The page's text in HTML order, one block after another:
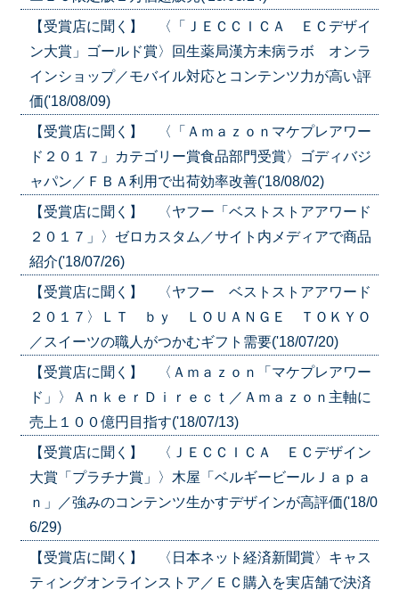
【受賞店に聞く】 〈「ＪＥＣＣＩＣＡ ＥＣデザイ
ン大賞」ゴールド賞〉回生薬局漢方未病ラボ オンラ
インショップ／モバイル対応とコンテンツ力が高い評
価('18/08/09)
【受賞店に聞く】 〈「Ａｍａｚｏｎマケプレアワー
ド２０１７」カテゴリー賞食品部門受賞〉ゴディバジ
ャパン／ＦＢＡ利用で出荷効率改善('18/08/02)
【受賞店に聞く】 〈ヤフー「ベストストアアワード
２０１７」〉ゼロカスタム／サイト内メディアで商品
紹介('18/07/26)
【受賞店に聞く】 〈ヤフー ベストストアアワード
２０１７〉ＬＴ ｂｙ ＬＯＵＡＮＧＥ ＴＯＫＹＯ
／スイーツの職人がつかむギフト需要('18/07/20)
【受賞店に聞く】 〈Ａｍａｚｏｎ「マケプレアワー
ド」〉ＡｎｋｅｒＤｉｒｅｃｔ／Ａｍａｚｏｎ主軸に
売上１００億円目指す('18/07/13)
【受賞店に聞く】 〈ＪＥＣＣＩＣＡ ＥＣデザイン
大賞「プラチナ賞」〉木屋「ベルギービールＪａｐａ
ｎ」／強みのコンテンツ生かすデザインが高評価('18/0
6/29)
【受賞店に聞く】 〈日本ネット経済新聞賞〉キャス
ティングオンラインストア／ＥＣ購入を実店舗で決済